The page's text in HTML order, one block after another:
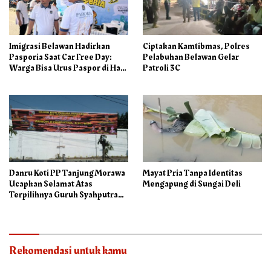
Imigrasi Belawan Hadirkan
Pasporia Saat Car Free Day:
Warga Bisa Urus Paspor di Hari
Ciptakan Kamtibmas, Polres
Pelabuhan Belawan Gelar
Patroli 3C
Danru Koti PP Tanjung Morawa
Ucapkan Selamat Atas
Terpilihnya Guruh Syahputra
Mayat Pria Tanpa Identitas
Mengapung di Sungai Deli
Rekomendasi untuk kamu